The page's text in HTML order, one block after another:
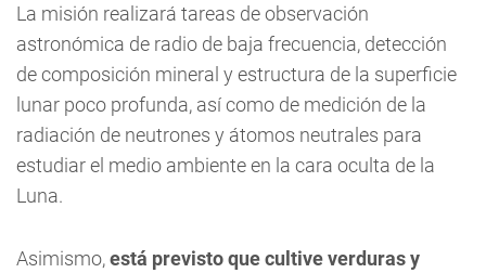
La misión realizará tareas de observación
astronómica de radio de baja frecuencia, detección
de composición mineral y estructura de la superficie
lunar poco profunda, así como de medición de la
radiación de neutrones y átomos neutrales para
estudiar el medio ambiente en la cara oculta de la
Luna.
Asimismo,está previsto que cultive verduras y